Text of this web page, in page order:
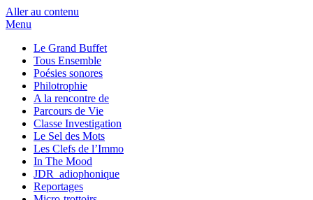
Aller au contenu
Menu
Le Grand Buffet
Tous Ensemble
Poésies sonores
Philotrophie
A la rencontre de
Parcours de Vie
Classe Investigation
Le Sel des Mots
Les Clefs de l’Immo
In The Mood
JDR_adiophonique
Reportages